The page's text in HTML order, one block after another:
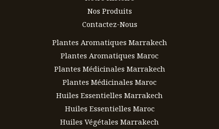
Nos Produits
Contactez-Nous
Plantes Aromatiques Marrakech
Plantes Aromatiques Maroc
Plantes Médicinales Marrakech
Plantes Médicinales Maroc
Huiles Essentielles Marrakech
Huiles Essentielles Maroc
Huiles Végétales Marrakech